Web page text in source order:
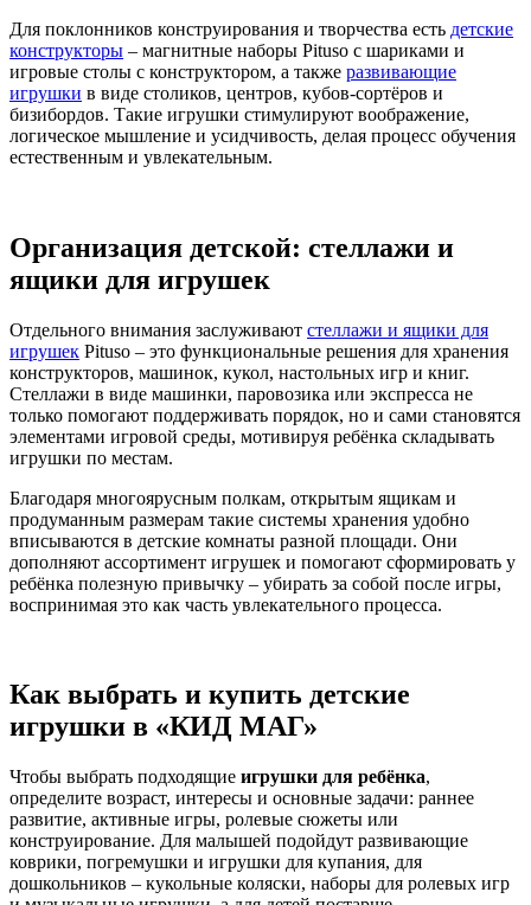
Для поклонников конструирования и творчества есть детские
конструкторы – магнитные наборы Pituso с шариками и
игровые столы с конструктором, а также развивающие
игрушки в виде столиков, центров, кубов‑сортёров и
бизибордов. Такие игрушки стимулируют воображение,
логическое мышление и усидчивость, делая процесс обучения
естественным и увлекательным.
Организация детской: стеллажи и
ящики для игрушек
Отдельного внимания заслуживают стеллажи и ящики для
игрушек Pituso – это функциональные решения для хранения
конструкторов, машинок, кукол, настольных игр и книг.
Стеллажи в виде машинки, паровозика или экспресса не
только помогают поддерживать порядок, но и сами становятся
элементами игровой среды, мотивируя ребёнка складывать
игрушки по местам.
Благодаря многоярусным полкам, открытым ящикам и
продуманным размерам такие системы хранения удобно
вписываются в детские комнаты разной площади. Они
дополняют ассортимент игрушек и помогают сформировать у
ребёнка полезную привычку – убирать за собой после игры,
воспринимая это как часть увлекательного процесса.
Как выбрать и купить детские
игрушки в «КИД МАГ»
Чтобы выбрать подходящие игрушки для ребёнка,
определите возраст, интересы и основные задачи: раннее
развитие, активные игры, ролевые сюжеты или
конструирование. Для малышей подойдут развивающие
коврики, погремушки и игрушки для купания, для
дошкольников – кукольные коляски, наборы для ролевых игр